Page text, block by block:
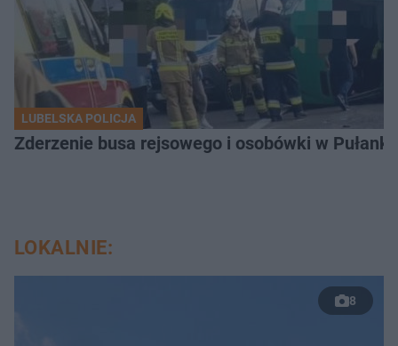
LUBELSKA POLICJA
Zderzenie busa rejsowego i osobówki w
LOKALNIE:
8